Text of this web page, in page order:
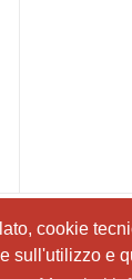
cookie
sull'utilizzo e
cookie
sull'utilizzo e